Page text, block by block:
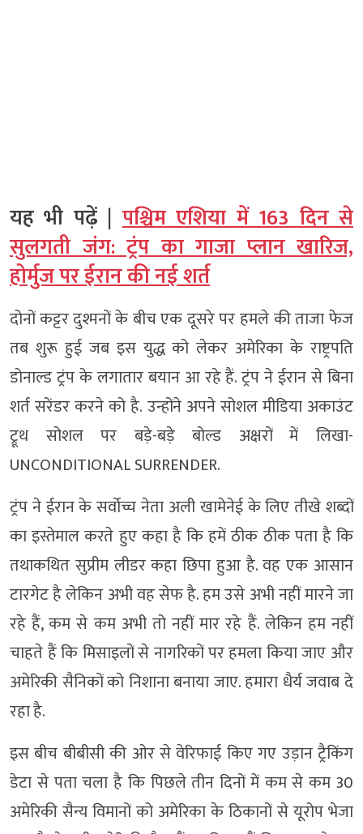
यह भी पढ़ें |पश्चिम एशिया में 163 दिन से
सुलगती जंग: ट्रंप का गाजा प्लान खारिज,
होर्मुज पर ईरान की नई शर्त
दोनों कट्टर दुश्मनों के बीच एक दूसरे पर हमले की ताजा फेज
तब शुरू हुई जब इस युद्ध को लेकर अमेरिका के राष्ट्रपति
डोनाल्ड ट्रंप के लगातार बयान आ रहे हैं. ट्रंप ने ईरान से बिना
शर्त सरेंडर करने को है. उन्होंने अपने सोशल मीडिया अकाउंट
ट्रूथ सोशल पर बड़े-बड़े बोल्ड अक्षरों में लिखा-
UNCONDITIONAL SURRENDER.
ट्रंप ने ईरान के सर्वोच्च नेता अली खामेनेई के लिए तीखे शब्दों
का इस्तेमाल करते हुए कहा है कि हमें ठीक ठीक पता है कि
तथाकथित सुप्रीम लीडर कहा छिपा हुआ है. वह एक आसान
टारगेट है लेकिन अभी वह सेफ है. हम उसे अभी नहीं मारने जा
रहे हैं, कम से कम अभी तो नहीं मार रहे हैं. लेकिन हम नहीं
चाहते हैं कि मिसाइलों से नागरिकों पर हमला किया जाए और
अमेरिकी सैनिकों को निशाना बनाया जाए. हमारा धैर्य जवाब दे
रहा है.
इस बीच बीबीसी की ओर से वेरिफाई किए गए उड़ान ट्रैकिंग
डेटा से पता चला है कि पिछले तीन दिनों में कम से कम 30
अमेरिकी सैन्य विमानों को अमेरिका के ठिकानों से यूरोप भेजा